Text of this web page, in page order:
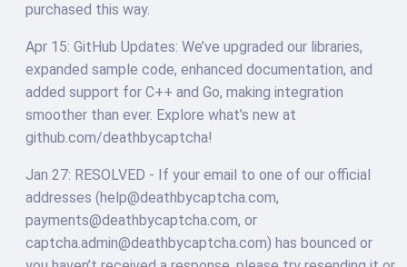
purchased this way.
Apr 15: GitHub Updates: We’ve upgraded our libraries,
expanded sample code, enhanced documentation, and
added support for C++ and Go, making integration
smoother than ever. Explore what’s new at
github.com/deathbycaptcha!
Jan 27: RESOLVED - If your email to one of our official
addresses (help@deathbycaptcha.com,
payments@deathbycaptcha.com, or
captcha.admin@deathbycaptcha.com) has bounced or